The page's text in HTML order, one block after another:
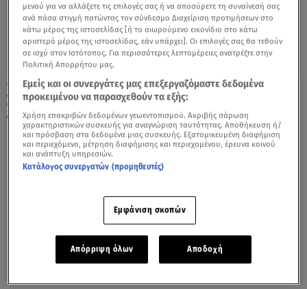
23.10.21, 16:47
Σήμερα ο φαντασμαγορικός γάμος του
Φίλιππου με τη Nina Flohr
μενού για να αλλάξετε τις επιλογές σας ή να αποσύρετε τη συναίνεσή σας
ανά πάσα στιγμή πατώντας τον σύνδεσμο Διαχείριση προτιμήσεων στο
κάτω μέρος της ιστοσελίδας [ή το αιωρούμενο εικονίδιο στο κάτω
αριστερό μέρος της ιστοσελίδας, εάν υπάρχει]. Οι επιλογές σας θα τεθούν
σε ισχύ στον Ιστότοπος. Για περισσότερες λεπτομέρειες ανατρέξτε στην
Πολιτική Απορρήτου μας.
Εμείς και οι συνεργάτες μας επεξεργαζόμαστε δεδομένα
προκειμένου να παρασχεθούν τα εξής:
Χρήση επακριβών δεδομένων γεωεντοπισμού. Ακριβής σάρωση
χαρακτηριστικών συσκευής για αναγνώριση ταυτότητας. Αποθήκευση ή/
και πρόσβαση στα δεδομένα μιας συσκευής. Εξατομικευμένη διαφήμιση
και περιεχόμενο, μέτρηση διαφήμισης και περιεχομένου, έρευνα κοινού
και ανάπτυξη υπηρεσιών.
Κατάλογος συνεργατών (προμηθευτές)
Εμφάνιση σκοπών
Απόρριψη όλων Αποδοχή